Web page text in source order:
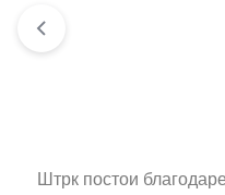
Штрк постои